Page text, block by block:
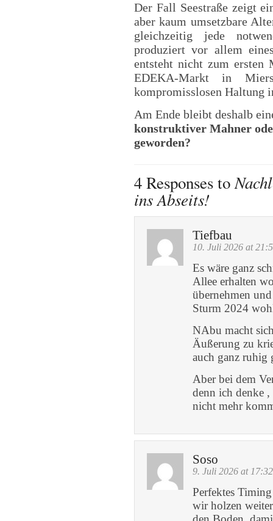
Der Fall Seestraße zeigt
aber kaum umsetzbare
gleichzeitig jede
produziert vor allem
entsteht nicht zum ersten
EDEKA-Markt in
kompromisslosen Haltung
Am Ende bleibt deshalb
konstruktiver Mahner
geworden?
4 Responses to
ins Abseits!
Tiefbau
10. Juli 2026 at
Es wäre ganz
Allee erhalten
übernehmen
Sturm 2024
NAbu macht
Äußerung zu
auch ganz ruhig
Aber bei dem
denn ich denke ,
nicht mehr
Soso
9. Juli 2026 at 17:32
Perfektes
wir holzen